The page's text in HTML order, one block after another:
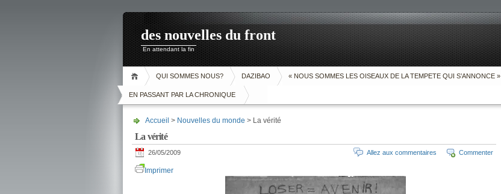
des nouvelles du front
En attendant la fin
QUI SOMMES NOUS? DAZIBAO « NOUS SOMMES LES OISEAUX DE LA TEMPETE QUI S’ANNONCE »
EN PASSANT PAR LA CHRONIQUE
Accueil > Nouvelles du monde > La vérité
La vérité
26/05/2009 Commenter
Allez aux commentaires
Imprimer